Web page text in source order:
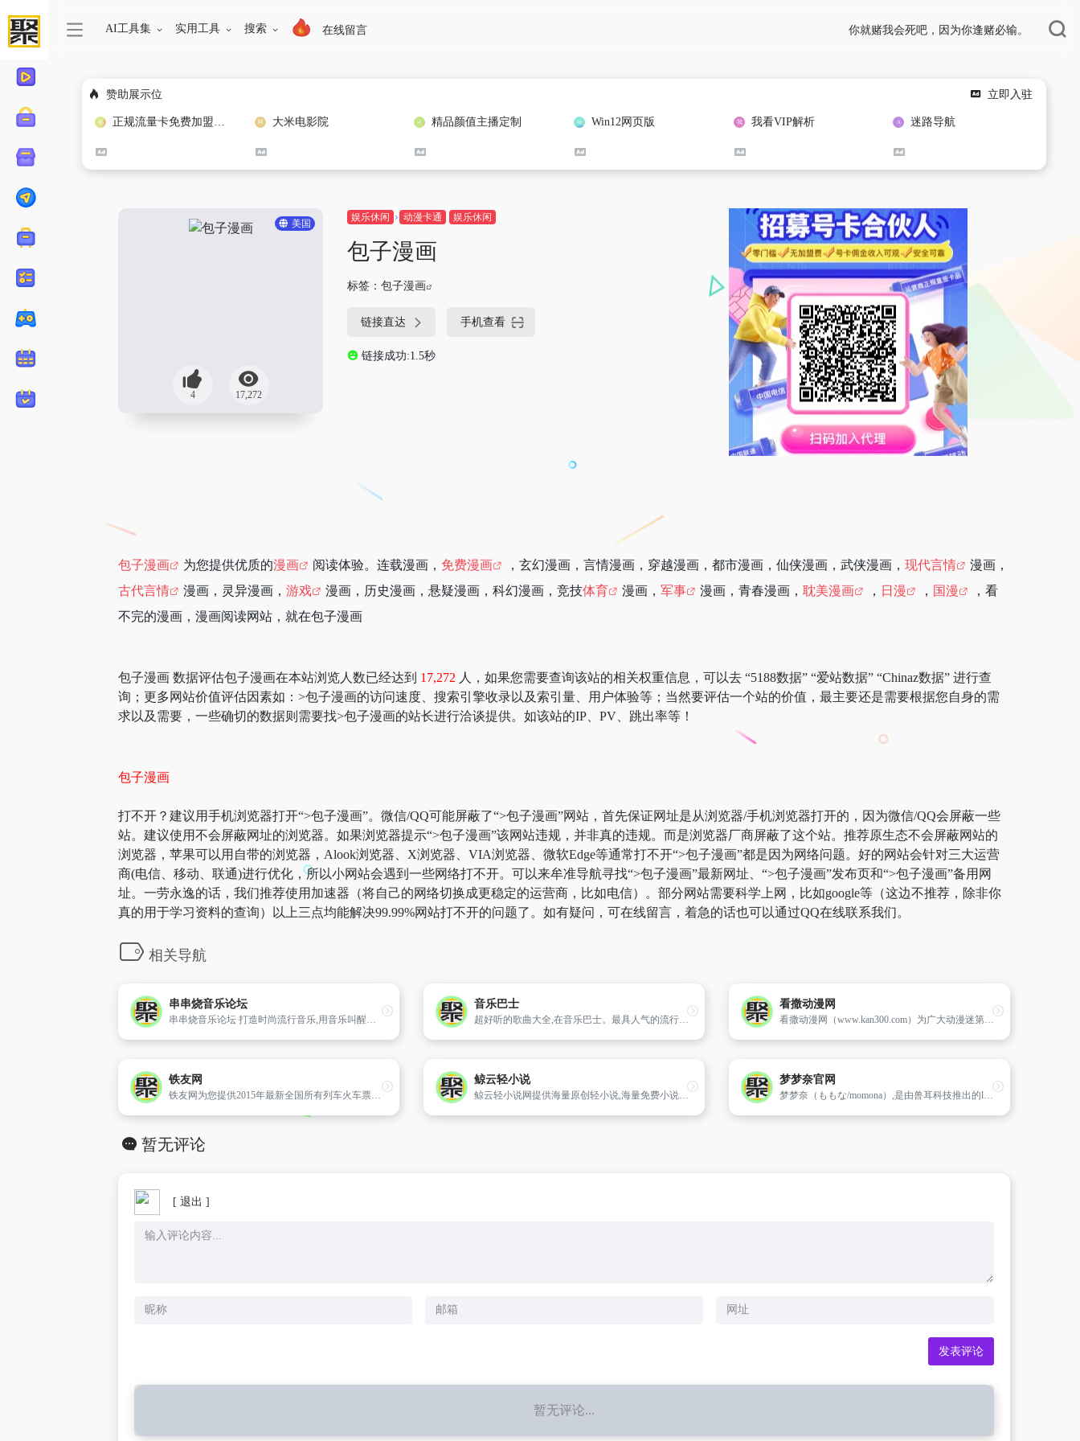
AI工具集 实用工具 搜索 在线留言 你就赌我会死吧，因为你逢赌必输。
赞助展示位 立即入驻
正规流量卡免费加盟合作 大米电影院 精品颜值主播定制 Win12网页版 我看VIP解析 迷路导航
美国
4 17,272
娱乐休闲 动漫卡通 娱乐休闲
包子漫画
标签： 包子漫画
链接直达 手机查看
链接成功:1.5秒
包子漫画 为您提供优质的漫画 阅读体验。连载漫画， 免费漫画 ，玄幻漫画，言情漫画，穿越漫画，都市漫画，仙侠漫画，武侠漫画， 现代言情
漫画，
古代言情
漫画，灵异漫画， 游戏 漫画，历史漫画，悬疑漫画，科幻漫画，竞技体育 漫画， 军事 漫画，青春漫画， 耽美漫画 ， 日漫 ， 国漫
，看
不完的漫画，漫画阅读网站，就在包子漫画
包子漫画 数据评估包子漫画在本站浏览人数已经达到 17,272 人，如果您需要查询该站的相关权重信息，可以去 “5188数据” “爱站数据” “Chinaz数据” 进行查
询；更多网站价值评估因素如：>包子漫画的访问速度、搜索引擎收录以及索引量、用户体验等；当然要评估一个站的价值，最主要还是需要根据您自身的需
求以及需要，一些确切的数据则需要找>包子漫画的站长进行洽谈提供。如该站的IP、PV、跳出率等！
包子漫画
打不开？建议用手机浏览器打开“>包子漫画”。微信/QQ可能屏蔽了“>包子漫画”网站，首先保证网址是从浏览器/手机浏览器打开的，因为微信/QQ会屏蔽一些
站。建议使用不会屏蔽网址的浏览器。如果浏览器提示“>包子漫画”该网站违规，并非真的违规。而是浏览器厂商屏蔽了这个站。推荐原生态不会屏蔽网站的
浏览器，苹果可以用自带的浏览器，Alook浏览器、X浏览器、VIA浏览器、微软Edge等通常打不开“>包子漫画”都是因为网络问题。好的网站会针对三大运营
商(电信、移动、联通)进行优化，所以小网站会遇到一些网络打不开。可以来牟准导航寻找“>包子漫画”最新网址、“>包子漫画”发布页和“>包子漫画”备用网
址。一劳永逸的话，我们推荐使用加速器（将自己的网络切换成更稳定的运营商，比如电信）。部分网站需要科学上网，比如google等（这边不推荐，除非你
真的用于学习资料的查询）以上三点均能解决99.99%网站打不开的问题了。如有疑问，可在线留言，着急的话也可以通过QQ在线联系我们。
相关导航
串串烧音乐论坛
串串烧音乐论坛 打造时尚流行音乐,用音乐叫醒你的耳朵！精品音乐尽在串串烧音乐论坛ccsdj.com
音乐巴士
超好听的歌曲大全,在音乐巴士。最具人气的流行音乐,最好听的MP3歌曲试听免费下载
看撒动漫网
看撒动漫网（www.kan300.com）为广大动漫迷第一时间提供好看的动漫和推荐动漫,不仅有日本动漫海贼王,国产动画片秦时明月,还有大人小孩都喜欢的猫和老鼠经典动漫等.
铁友网
铁友网为您提供2015年最新全国所有列车火车票查询，火车票网上订票，火车时刻表，火车票余票，火车票价，以及高铁等订购网站12306信息查询及预订服务，让您的旅途更加愉快！
鲸云轻小说
鲸云轻小说网提供海量原创轻小说,海量免费小说阅读,新人作家提供免费鲸云学院指导,国产轻小说,动漫小说,轻小说TXT下载,轻小说在线阅读,免费小说阅读,二次元小说,异世界小说,恋爱小说,古风轻小说,机战轻小说
梦梦奈官网
梦梦奈（ももな/momona）,是由兽耳科技推出的live2D手机助手,是“兽耳project”十二生肖系列第一弹。
暂无评论
[ 退出 ]
暂无评论...